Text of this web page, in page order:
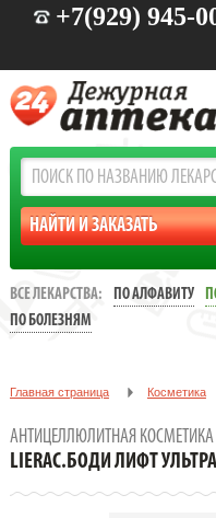
+7(929) 945-
ВСЕ ЛЕКАРСТВА: ПО АЛФАВИТУ
ПО БОЛЕЗНЯМ
Главная страница Косметика
Lierac.Боди Лифт ультра 10
АНТИЦЕЛЛЮЛИТНАЯ КОСМЕТИКА
LIERAC.БОДИ ЛИФТ